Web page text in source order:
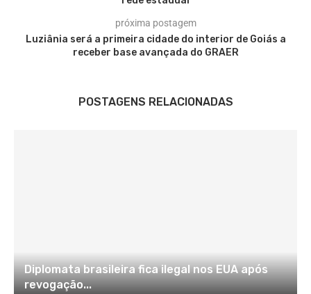
próxima postagem
Luziânia será a primeira cidade do interior de Goiás a
receber base avançada do GRAER
POSTAGENS RELACIONADAS
Diplomata brasileira fica ilegal nos EUA após
revogação...